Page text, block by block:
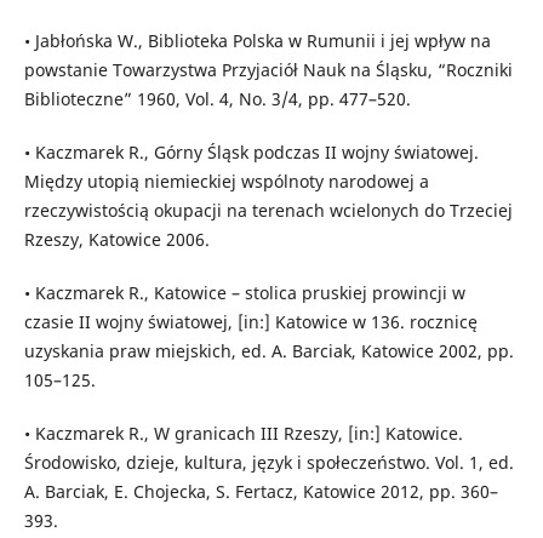
• Jabłońska W., Biblioteka Polska w Rumunii i jej wpływ na
powstanie Towarzystwa Przyjaciół Nauk na Śląsku, “Roczniki
Biblioteczne” 1960, Vol. 4, No. 3/4, pp. 477–520.
• Kaczmarek R., Górny Śląsk podczas II wojny światowej.
Między utopią niemieckiej wspólnoty narodowej a
rzeczywistością okupacji na terenach wcielonych do Trzeciej
Rzeszy, Katowice 2006.
• Kaczmarek R., Katowice – stolica pruskiej prowincji w
czasie II wojny światowej, [in:] Katowice w 136. rocznicę
uzyskania praw miejskich, ed. A. Barciak, Katowice 2002, pp.
105–125.
• Kaczmarek R., W granicach III Rzeszy, [in:] Katowice.
Środowisko, dzieje, kultura, język i społeczeństwo. Vol. 1, ed.
A. Barciak, E. Chojecka, S. Fertacz, Katowice 2012, pp. 360–
393.